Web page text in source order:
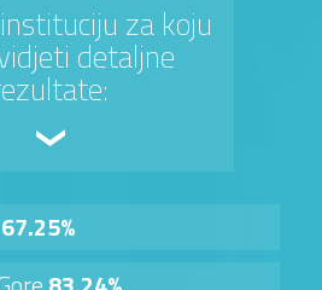
za koju
detaljne
67.25%